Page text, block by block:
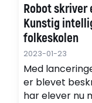
Robot
Kunstig
folkeskolen
2023-01-23
Med
er blevet
har elever nu